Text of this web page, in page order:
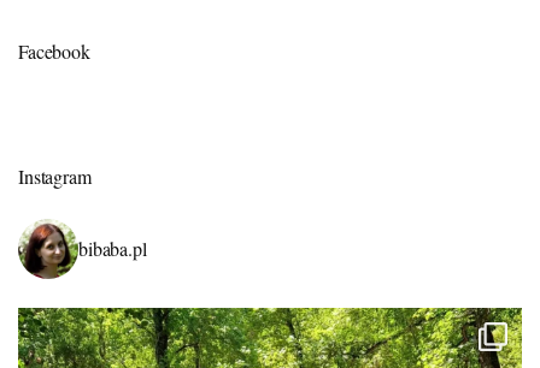
Facebook
Instagram
bibaba.pl